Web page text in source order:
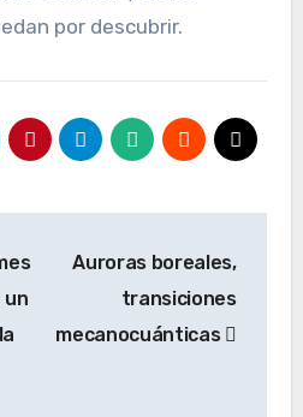
por descubrir.
un
Auroras boreales,
transiciones
mecanocuánticas